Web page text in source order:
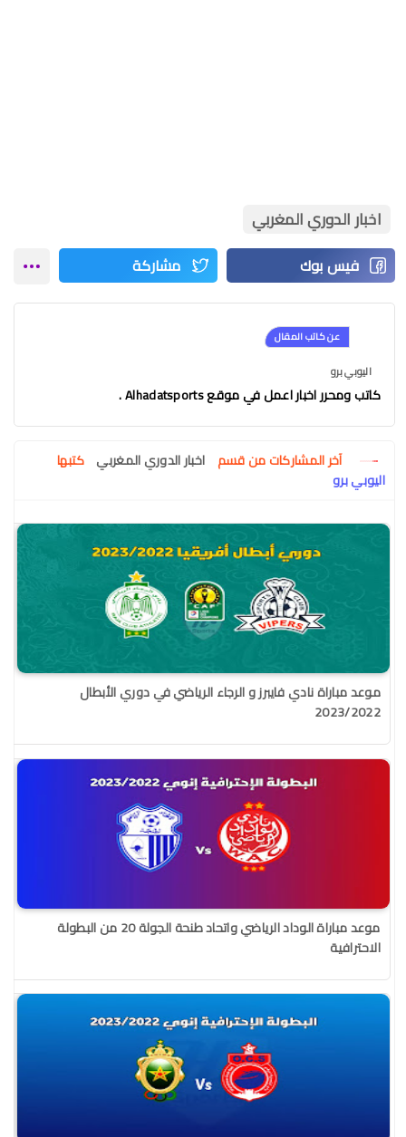
اخبار الدوري المغربي
عن كاتب المقال
اليوبي برو
كاتب ومحرر اخبار اعمل في موقع Alhadatsports .
آخر المشاركات من قسم اخبار الدوري المغربي كتبها
اليوبي برو
موعد مباراة نادي فايبرز و الرجاء الرياضي في دوري الأبطال
2023/2022
موعد مباراة الوداد الرياضي واتحاد طنحة الجولة 20 من البطولة
الاحترافية